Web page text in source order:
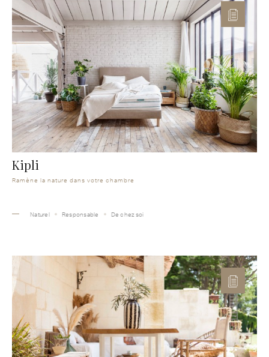
Kipli
Ramène la nature dans votre chambre
Naturel Responsable De chez soi